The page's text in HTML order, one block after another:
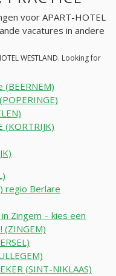
voor APART-HOTEL
vacatures in andere
WESTLAND. Looking for
(KORTRIJK)
regio Berlare
Zingem – kies een
(SINT-NIKLAAS)